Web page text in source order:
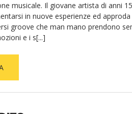
musicale. Il giovane artista di anni
in nuove esperienze ed
groove che man mano prendono
e i s[...]